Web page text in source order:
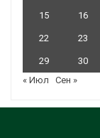
15 16
22 23
29 30
« Июл
Сен »